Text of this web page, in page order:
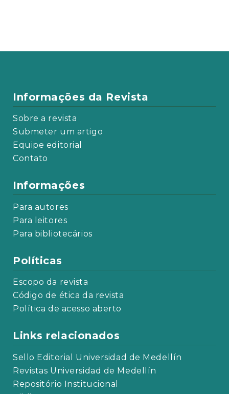
Informações da Revista
Sobre a revista
Submeter um artigo
Equipe editorial
Contato
Informações
Para autores
Para leitores
Para bibliotecários
Políticas
Escopo da revista
Código de ética da revista
Política de acesso aberto
Links relacionados
Sello Editorial Universidad de Medellín
Revistas Universidad de Medellín
Repositório Institucional